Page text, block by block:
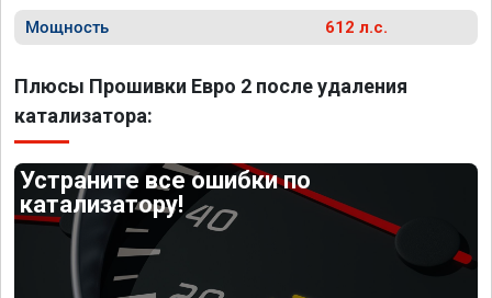
Мощность 612 л.с.
Плюсы Прошивки Евро 2 после удаления
катализатора:
Устраните все ошибки по
катализатору!